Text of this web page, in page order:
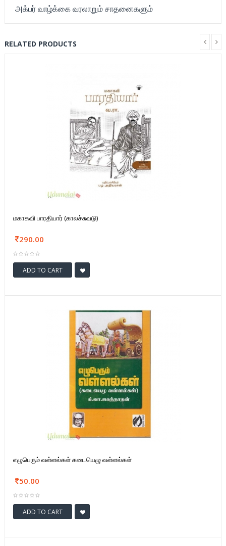
அக்பர் வாழ்க்கை வரலாறும் சாதனைகளும்
RELATED PRODUCTS
மகாகவி பாரதியார் (காலச்சுவடு)
290.00
ADD TO CART
எழுபெரும் வள்ளல்கள் கடையெழு வள்ளல்கள்
50.00
ADD TO CART